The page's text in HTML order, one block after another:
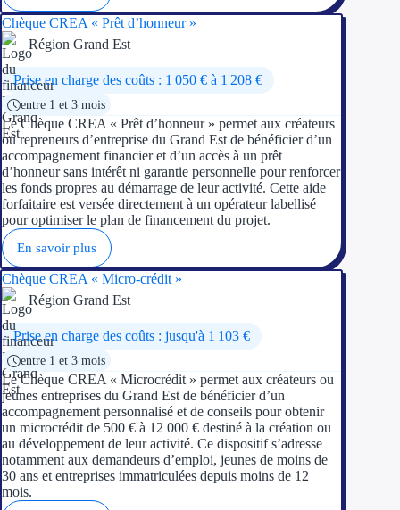
Chèque CREA « Prêt d’honneur »
Région Grand Est
Prise en charge des coûts : 1 050 € à 1 208 €
entre 1 et 3 mois
Le Chèque CREA « Prêt d’honneur » permet aux créateurs
ou repreneurs d’entreprise du Grand Est de bénéficier d’un
accompagnement financier et d’un accès à un prêt
d’honneur sans intérêt ni garantie personnelle pour renforcer
les fonds propres au démarrage de leur activité. Cette aide
forfaitaire est versée directement à un opérateur labellisé
pour optimiser le plan de financement du projet.
En savoir plus
Chèque CREA « Micro-crédit »
Région Grand Est
Prise en charge des coûts : jusqu'à 1 103 €
entre 1 et 3 mois
Le Chèque CREA « Microcrédit » permet aux créateurs ou
jeunes entreprises du Grand Est de bénéficier d’un
accompagnement personnalisé et de conseils pour obtenir
un microcrédit de 500 € à 12 000 € destiné à la création ou
au développement de leur activité. Ce dispositif s’adresse
notamment aux demandeurs d’emploi, jeunes de moins de
30 ans et entreprises immatriculées depuis moins de 12
mois.